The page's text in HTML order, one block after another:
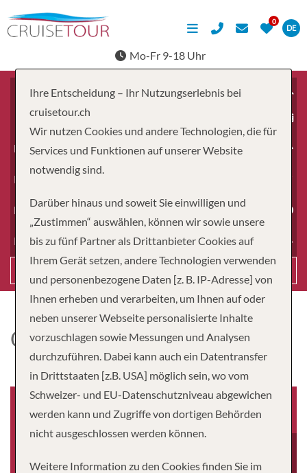
DE
Mo-Fr 9-18 Uhr
Erwachsene
Kinder
Dauer
Reiseart
OOSTERDAM
Baujahr
Besatzung
Ihre Entscheidung – Ihr Nutzungserlebnis bei
cruisetour.ch
Wir nutzen Cookies und andere Technologien, die für
Services und Funktionen auf unserer Website
notwendig sind.
Darüber hinaus und soweit Sie einwilligen und
„Zustimmen“ auswählen, können wir sowie unsere
bis zu fünf Partner als Drittanbieter Cookies auf
Ihrem Gerät setzen, andere Technologien verwenden
und personenbezogene Daten [z. B. IP-Adresse] von
Ihnen erheben und verarbeiten, um Ihnen auf oder
neben unserer Webseite personalisierte Inhalte
vorzuschlagen sowie Messungen und Analysen
durchzuführen. Dabei kann auch ein Datentransfer
in Drittstaaten [z.B. USA] möglich sein, wo vom
Schweizer- und EU-Datenschutzniveau abgewichen
werden kann und Zugriffe von dortigen Behörden
nicht ausgeschlossen werden können.
Weitere Information zu den Cookies finden Sie im